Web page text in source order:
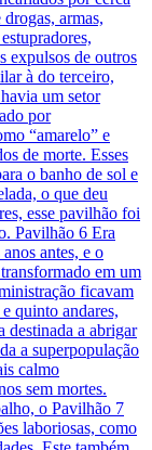
armas,
expulsos de outros
à do terceiro,
um setor
por
“amarelo” e
de morte. Esses
o banho de sol e
o que deu
esse pavilhão foi
Pavilhão 6 Era
antes, e o
em um
ficavam
quinto andares,
destinada a abrigar
a superpopulação
calmo
sem mortes.
o Pavilhão 7
laboriosas, como